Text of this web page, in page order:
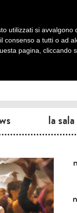
la sala
utilizzati si
consenso a tutti o ad
pagina, cliccando